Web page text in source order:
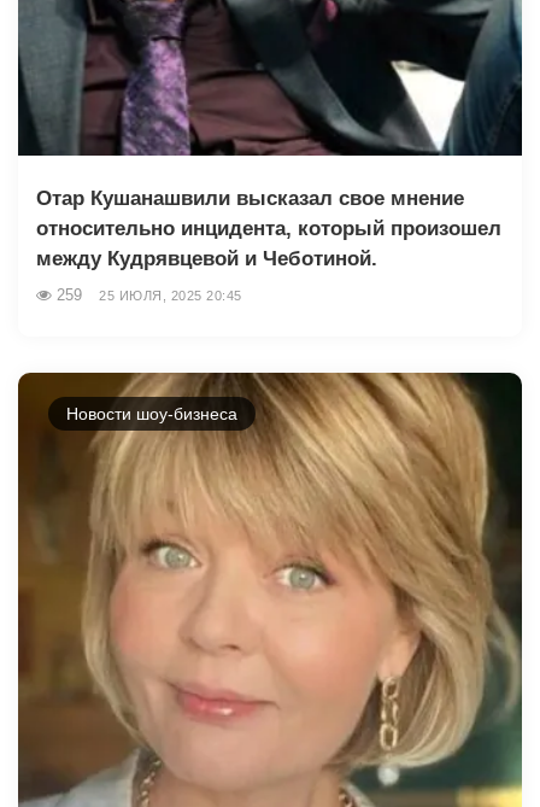
Отар Кушанашвили высказал свое мнение
относительно инцидента, который произошел
между Кудрявцевой и Чеботиной.
259 25 ИЮЛЯ, 2025 20:45
Новости шоу-бизнеса